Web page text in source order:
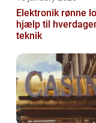
Elektronik rønne lokal
hjælp til
teknik